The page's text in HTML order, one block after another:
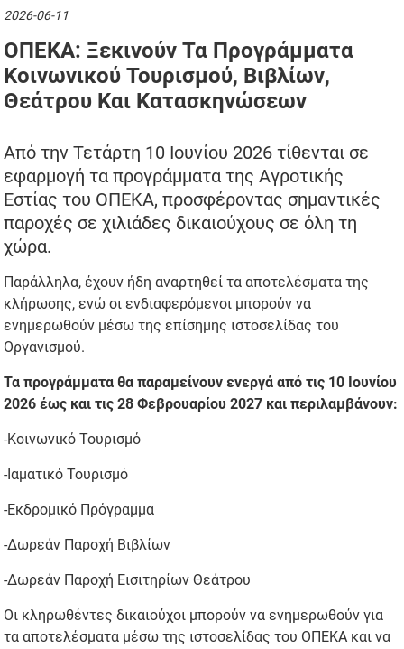
2026-06-11
ΟΠΕΚΑ: Ξεκινούν Τα Προγράμματα
Κοινωνικού Τουρισμού, Βιβλίων,
Θεάτρου Και Κατασκηνώσεων
Από την Τετάρτη 10 Ιουνίου 2026 τίθενται σε
εφαρμογή τα προγράμματα της Αγροτικής
Εστίας του ΟΠΕΚΑ, προσφέροντας σημαντικές
παροχές σε χιλιάδες δικαιούχους σε όλη τη
χώρα.
Παράλληλα, έχουν ήδη αναρτηθεί τα αποτελέσματα της
κλήρωσης, ενώ οι ενδιαφερόμενοι μπορούν να
ενημερωθούν μέσω της επίσημης ιστοσελίδας του
Οργανισμού.
Τα προγράμματα θα παραμείνουν ενεργά από τις 10 Ιουνίου
2026 έως και τις 28 Φεβρουαρίου 2027 και περιλαμβάνουν:
-Κοινωνικό Τουρισμό
-Ιαματικό Τουρισμό
-Εκδρομικό Πρόγραμμα
-Δωρεάν Παροχή Βιβλίων
-Δωρεάν Παροχή Εισιτηρίων Θεάτρου
Οι κληρωθέντες δικαιούχοι μπορούν να ενημερωθούν για
τα αποτελέσματα μέσω της ιστοσελίδας του ΟΠΕΚΑ και να